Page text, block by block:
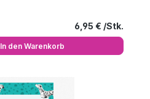
Regulärer
6,95 €
In den Warenkorb